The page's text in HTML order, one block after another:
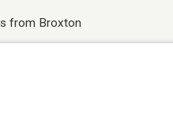
from Broxton